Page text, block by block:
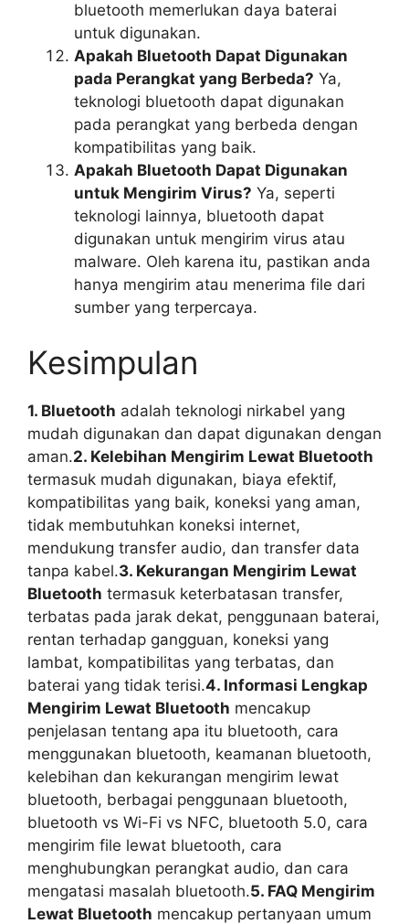
bluetooth memerlukan daya baterai
untuk digunakan.
Apakah Bluetooth Dapat Digunakan
pada Perangkat yang Berbeda? Ya,
teknologi bluetooth dapat digunakan
pada perangkat yang berbeda dengan
kompatibilitas yang baik.
Apakah Bluetooth Dapat Digunakan
untuk Mengirim Virus? Ya, seperti
teknologi lainnya, bluetooth dapat
digunakan untuk mengirim virus atau
malware. Oleh karena itu, pastikan anda
hanya mengirim atau menerima file dari
sumber yang terpercaya.
Kesimpulan
1. Bluetooth adalah teknologi nirkabel yang
mudah digunakan dan dapat digunakan dengan
aman.2. Kelebihan Mengirim Lewat Bluetooth
termasuk mudah digunakan, biaya efektif,
kompatibilitas yang baik, koneksi yang aman,
tidak membutuhkan koneksi internet,
mendukung transfer audio, dan transfer data
tanpa kabel.3. Kekurangan Mengirim Lewat
Bluetooth termasuk keterbatasan transfer,
terbatas pada jarak dekat, penggunaan baterai,
rentan terhadap gangguan, koneksi yang
lambat, kompatibilitas yang terbatas, dan
baterai yang tidak terisi.4. Informasi Lengkap
Mengirim Lewat Bluetooth mencakup
penjelasan tentang apa itu bluetooth, cara
menggunakan bluetooth, keamanan bluetooth,
kelebihan dan kekurangan mengirim lewat
bluetooth, berbagai penggunaan bluetooth,
bluetooth vs Wi-Fi vs NFC, bluetooth 5.0, cara
mengirim file lewat bluetooth, cara
menghubungkan perangkat audio, dan cara
mengatasi masalah bluetooth.5. FAQ Mengirim
Lewat Bluetooth mencakup pertanyaan umum